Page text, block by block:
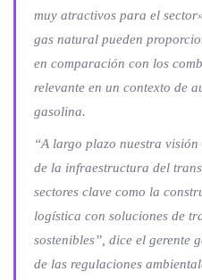
muy atractivos para el
gas natural pueden
en comparación con los
relevante en un contexto de
gasolina.
“A largo plazo nuestra
de la infraestructura del
sectores clave como la
logística con soluciones de
sostenibles”, dice el gerente
de las regulaciones